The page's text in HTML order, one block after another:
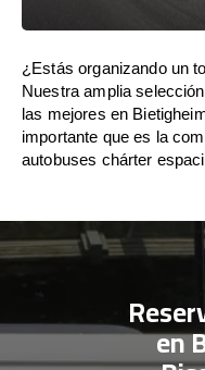
¿Estás organizando un
Nuestra amplia
las mejores en
importante que es la
autobuses chárter
en